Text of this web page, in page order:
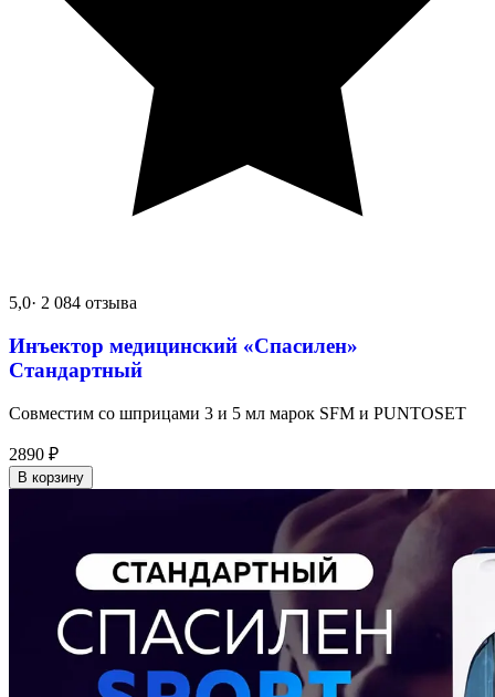
5,0· 2 084 отзыва
Инъектор медицинский «Спасилен»
Стандартный
Совместим со шприцами 3 и 5 мл марок SFM и PUNTOSET
2890 ₽
В корзину